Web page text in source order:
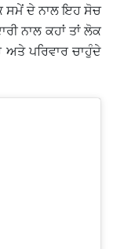
ਸਮੇਂ ਦੇ ਨਾਲ ਇਹ ਸੋਚ
ਨਾਲ ਕਹਾਂ ਤਾਂ ਲੋਕ
ਪਰਿਵਾਰ ਚਾਹੁੰਦੇ